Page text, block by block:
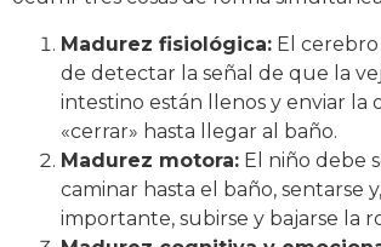
Madurez fisiológica: El
de detectar la señal de que la
intestino están llenos y enviar la
«cerrar» hasta llegar al baño.
Madurez motora: El niño debe
caminar hasta el baño, sentarse
importante, subirse y bajarse la